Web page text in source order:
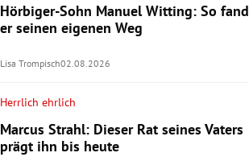
Hörbiger-Sohn Manuel Witting: So fand
er seinen eigenen Weg
Lisa Trompisch02.08.2026
Herrlich ehrlich
Marcus Strahl: Dieser Rat seines Vaters
prägt ihn bis heute